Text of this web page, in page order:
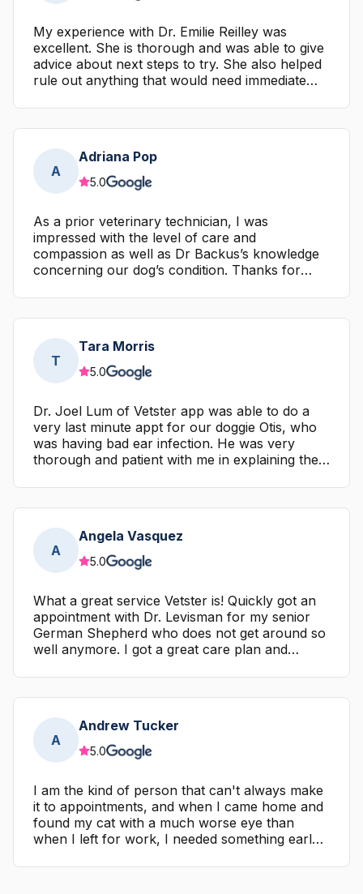
My experience with Dr. Emilie Reilley was
excellent. She is thorough and was able to give
advice about next steps to try. She also helped
rule out anything that would need immediate
emergency room.
A
Adriana Pop
5.0
As a prior veterinary technician, I was
impressed with the level of care and
compassion as well as Dr Backus’s knowledge
concerning our dog’s condition. Thanks for
us a few more options and more importantly
some peace of mind that our little angel will be
more comfortable. Thanks again.
T
Tara Morris
5.0
Dr. Joel Lum of Vetster app was able to do a
very last minute appt for our doggie Otis, who
was having bad ear infection. He was very
thorough and patient with me in explaining the
don’t usually do these reviews but his
awesomeness honestly inspired me to. Couldn’t
have been a better experience. Thank you!
A
Angela Vasquez
5.0
What a great service Vetster is! Quickly got an
appointment with Dr. Levisman for my senior
German Shepherd who does not get around so
well anymore. I got a great care plan and
fast track one medication prescription by
sending it to CVS near my home. I am blown
away by the above average customer service,
reasonable cost, and how knowledgeable Dr.
Levisman is. Thank you!
A
Andrew Tucker
5.0
I am the kind of person that can't always make
it to appointments, and when I came home and
found my cat with a much worse eye than
when I left for work, I needed something early
back again, so I figured I'd try this website. I